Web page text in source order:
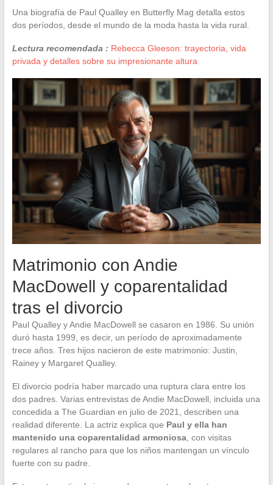
Una biografía de Paul Qualley en Butterfly Mag detalla estos
dos períodos, desde el mundo de la moda hasta la vida rural.
Lectura recomendada : Rebecca Gleeson: trayectoria, vida
privada y detalles sobre su impresionante altura
Matrimonio con Andie
MacDowell y coparentalidad
tras el divorcio
Paul Qualley y Andie MacDowell se casaron en 1986. Su unión
duró hasta 1999, es decir, un período de aproximadamente
trece años. Tres hijos nacieron de este matrimonio: Justin,
Rainey y Margaret Qualley.
El divorcio podría haber marcado una ruptura clara entre los
dos padres. Varias entrevistas de Andie MacDowell, incluida una
concedida a The Guardian en julio de 2021, describen una
realidad diferente. La actriz explica que Paul y ella han
mantenido una coparentalidad armoniosa, con visitas
regulares al rancho para que los niños mantengan un vínculo
fuerte con su padre.